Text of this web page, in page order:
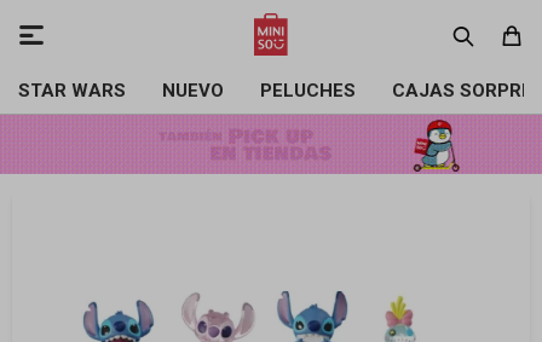
STAR WARS NUEVO PELUCHES CAJAS
